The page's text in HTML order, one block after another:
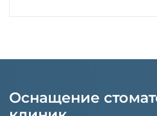
Оснащение